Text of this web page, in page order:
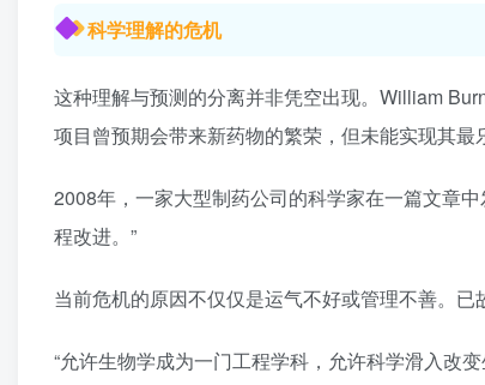
科学理解的危机
这种理解与预测的分离并非凭空出现。William
项目曾预期会带来新药物的繁荣，但未能实现其最
2008年，一家大型制药公司的科学家在一篇文章
程改进。”
当前危机的原因不仅仅是运气不好或管理不善。已
“允许生物学成为一门工程学科，允许科学滑入改